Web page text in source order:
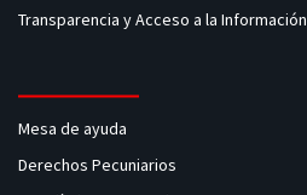
Transparencia y Acceso a la Información
Mesa de ayuda
Derechos Pecuniarios